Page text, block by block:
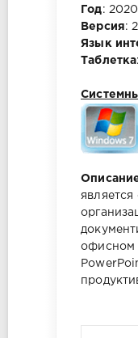
Год: 2020
Версия:
Язык
Таблетка
офисном